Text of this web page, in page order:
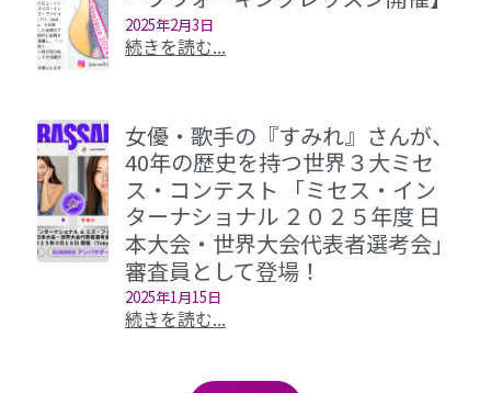
2025年2月3日
続きを読む...
女優・歌手の『すみれ』さんが、
40年の歴史を持つ世界３大ミセ
ス・コンテスト 「ミセス・イン
ターナショナル ２０２５年度 日
本大会・世界大会代表者選考会」
審査員として登場！
2025年1月15日
続きを読む...